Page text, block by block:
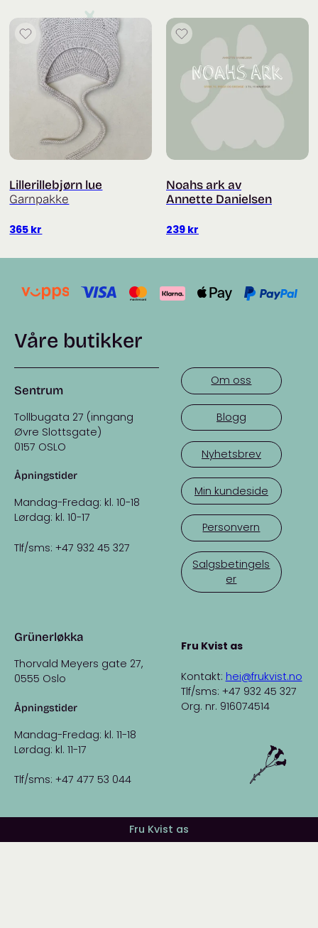
Lillerillebjørn lue
Garnpakke
365 kr
Noahs ark av
Annette Danielsen
239 kr
Våre butikker
Sentrum
Tollbugata 27 (inngang
Øvre Slottsgate)
0157 OSLO
Åpningstider
Mandag-Fredag: kl. 10-18
Lørdag: kl. 10-17
Tlf/sms: +47 932 45 327
Grünerløkka
Thorvald Meyers gate 27,
0555 Oslo
Åpningstider
Mandag-Fredag: kl. 11-18
Lørdag: kl. 11-17
Tlf/sms: +47 477 53 044
Om oss
Blogg
Nyhetsbrev
Min kundeside
Personvern
Salgsbetingels
er
Fru Kvist as
Kontakt: hei@frukvist.no
Tlf/sms: +47 932 45 327
Org. nr. 916074514
Fru Kvist as